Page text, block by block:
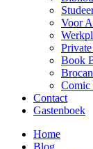
Voor
Book
Comic
Contact
Gastenboek
Home